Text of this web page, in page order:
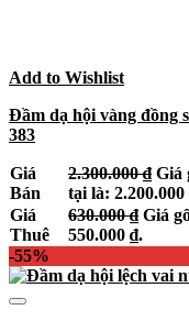
Add to Wishlist
Đầm dạ hội vàng đồng
383
Giá
Bán
2.300.000₫ Giá
tại là: 2.200.000
Giá
Thuê
630.000₫ Giá
550.000 ₫.
-55%